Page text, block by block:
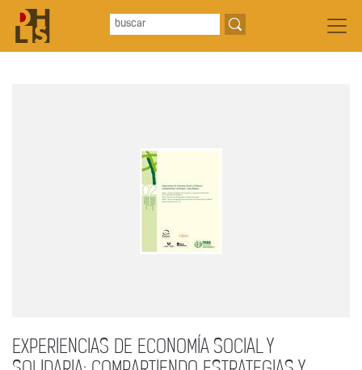
EXPERIENCIAS DE ECONOMÍA SOCIAL Y